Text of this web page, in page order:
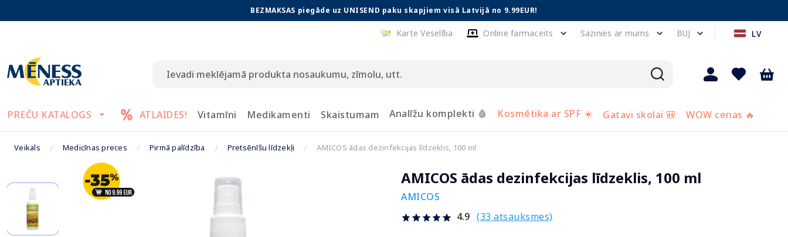
BEZMAKSAS piegāde uz UNISEND paku skapjiem visā Latvijā no 9.99EUR!
Karte Veselība Online farmaceits Sazinies ar mums BUJ LV
PREČU KATALOGS ATLAIDES! Vitamīni Medikamenti Skaistumam Analīžu komplekti 🩸 Kosmētika ar SPF ☀️ Gatavi skolai 🎒 WOW cenas 🔥
Veikals Medicīnas preces Pirmā palīdzība Pretsēnīšu līdzekļi AMICOS ādas dezinfekcijas līdzeklis, 100 ml
AMICOS ādas dezinfekcijas līdzeklis, 100 ml
AMICOS
4.9 (33 atsauksmes)